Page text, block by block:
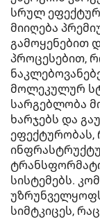
სრულ
მიიღება
გამოყენებით
პროცესებით,
მოლეკულურ
სარგებლობა
ხარჯებს და
სისტემებს.
სიმტკიცეს,